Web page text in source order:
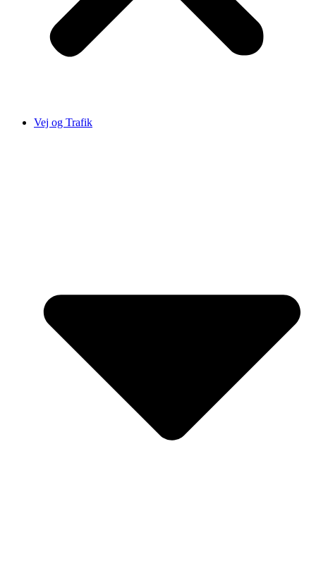
Vej og Trafik